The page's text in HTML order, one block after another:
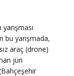
bu yarışmada,
araç (drone)
jüri